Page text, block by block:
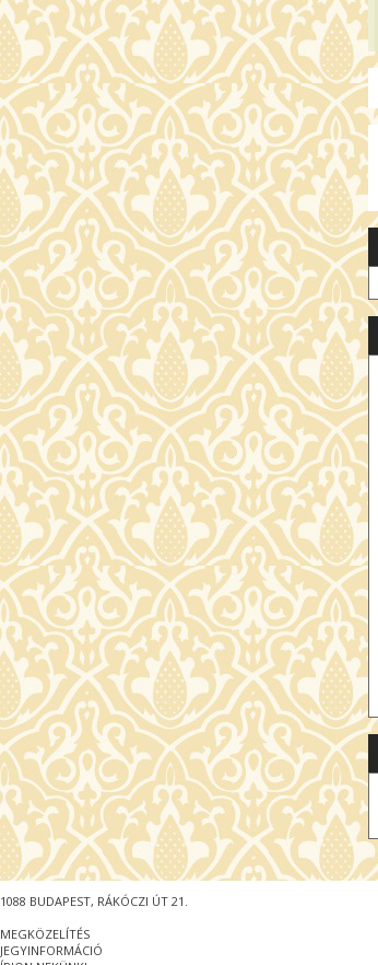
1088 BUDAPEST, RÁKÓCZI ÚT 21.
MEGKÖZELÍTÉS
JEGYINFORMÁCIÓ